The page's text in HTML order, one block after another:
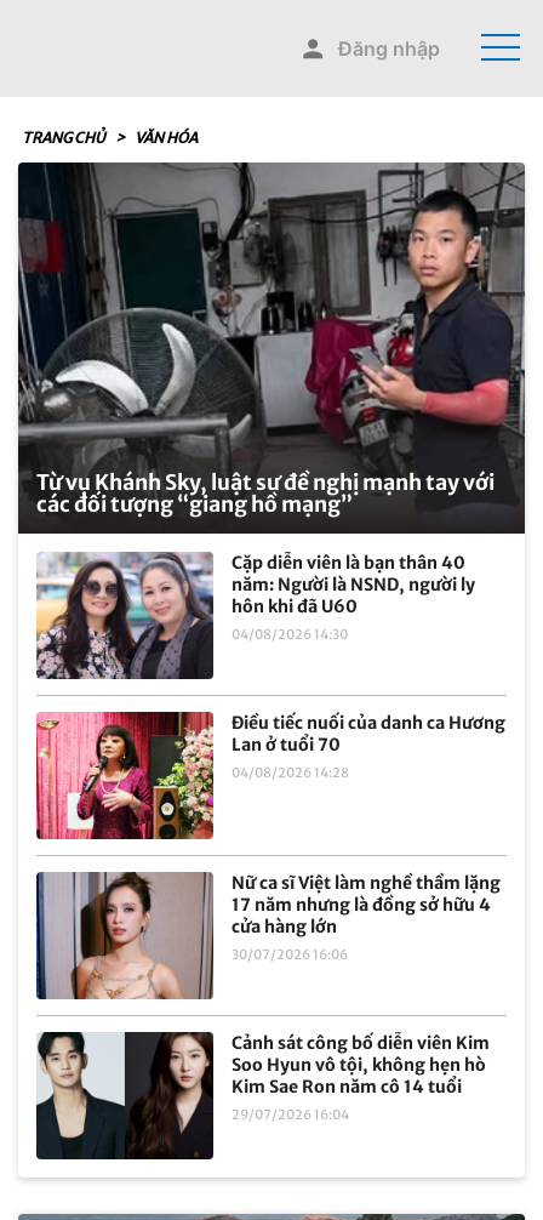
Đăng nhập
TRANG CHỦ > VĂN HÓA
Từ vụ Khánh Sky, luật sư đề nghị mạnh tay với
các đối tượng “giang hồ mạng”
Cặp diễn viên là bạn thân 40
năm: Người là NSND, người ly
hôn khi đã U60
04/08/2026 14:30
Điều tiếc nuối của danh ca Hương
Lan ở tuổi 70
04/08/2026 14:28
Nữ ca sĩ Việt làm nghề thầm lặng
17 năm nhưng là đồng sở hữu 4
cửa hàng lớn
30/07/2026 16:06
Cảnh sát công bố diễn viên Kim
Soo Hyun vô tội, không hẹn hò
Kim Sae Ron năm cô 14 tuổi
29/07/2026 16:04